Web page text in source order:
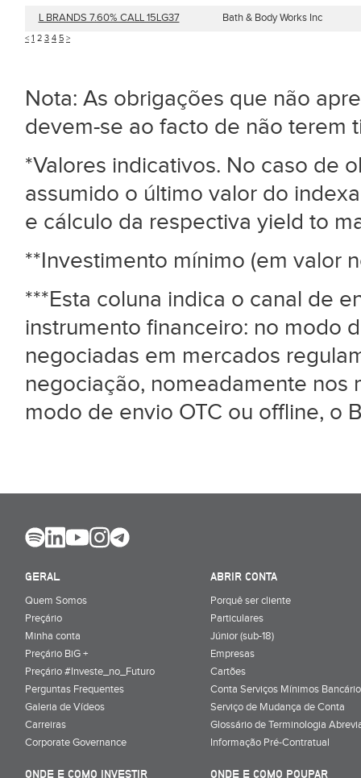
L BRANDS 7.60% CALL 15LG37 Bath & Body Works Inc
< 1 2 3 4 5 >
Nota: As obrigações que não
devem-se ao facto de não terem
*Valores indicativos. No caso de
assumido o último valor do
e cálculo da respectiva yield to
**Investimento mínimo (em valor
***Esta coluna indica o canal de
instrumento financeiro: no modo
negociadas em mercados
negociação, nomeadamente nos
modo de envio OTC ou offline, o
GERAL
Quem Somos
Preçário
Minha conta
Preçário BiG +
Preçário #Investe_no_Futuro
Perguntas Frequentes
Galeria de Vídeos
Carreiras
Corporate Governance
ABRIR CONTA
Porquê ser cliente
Particulares
Júnior (sub-18)
Empresas
Cartões
Conta Serviços Mínimos
Serviço de Mudança de Conta
Glossário de Terminologia
Informação Pré-Contratual
ONDE E COMO INVESTIR
ONDE E COMO POUPAR